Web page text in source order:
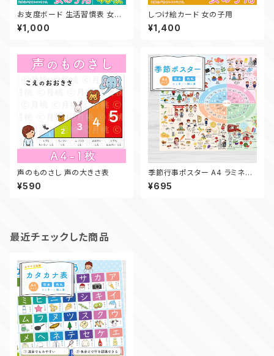
お支度ボード 生活習慣表 女の
子用
¥1,000
しつけ絵カード 女の子用
¥1,400
声のものさし 声の大きさ表
¥590
季節行事ポスター A4 ラミネー
ト 小学校受験 知育 四季 行事
花 食べ物 学習
¥695
最近チェックした商品